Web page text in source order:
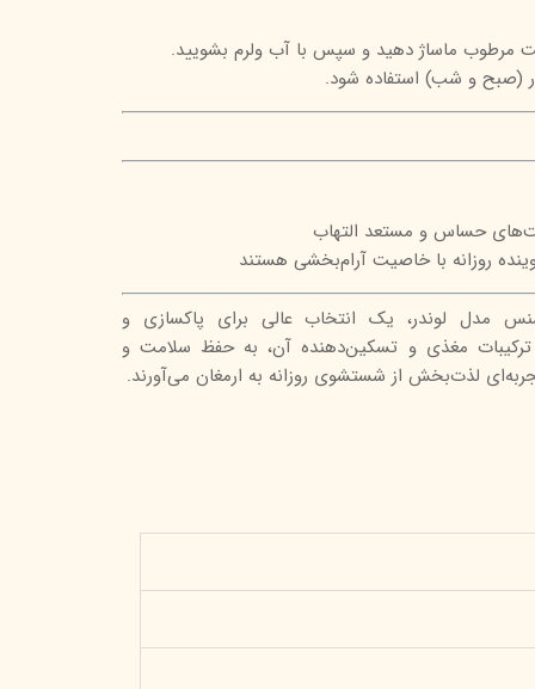
مرطوب ماساژ دهید و سپس با آب ولرم بشویید.
(صبح و شب) استفاده شود.
حساس و مستعد التهاب
روزانه با خاصیت آرام‌بخشی هستند
لوندر، یک انتخاب عالی برای پاکسازی و
مغذی و تسکین‌دهنده آن، به حفظ سلامت و
لذت‌بخش از شستشوی روزانه به ارمغان می‌آورند.